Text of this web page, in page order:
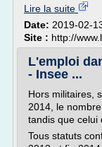
Lire la suite
Date: 2019-02-
Site : http://
L'emploi
- Insee ...
Hors militaires,
2014, le
tandis que celui
Tous statuts